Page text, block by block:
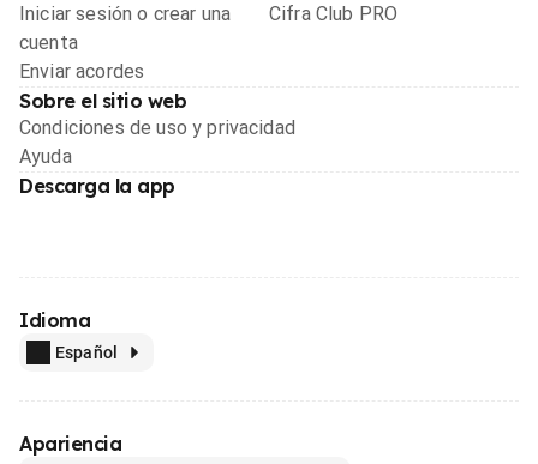
Iniciar sesión o crear una
cuenta
Enviar acordes
Cifra Club PRO
Sobre el sitio web
Condiciones de uso y privacidad
Ayuda
Descarga la app
Idioma
Español
Apariencia